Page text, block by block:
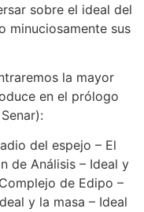
sobre el ideal del
minuciosamente sus
la mayor
en el prólogo
del espejo – El
de Análisis – Ideal y
de Edipo –
y la masa – Ideal